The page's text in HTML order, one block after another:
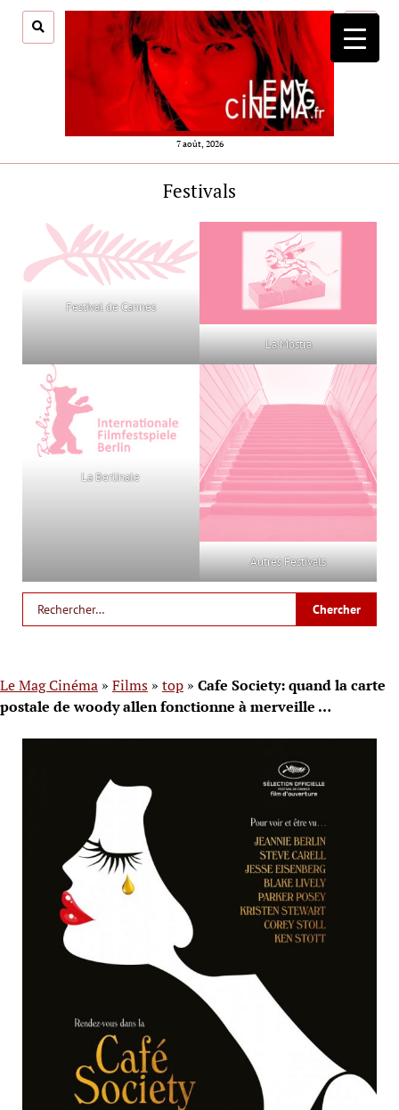
7 août, 2026
ouvrir
menu
Festivals
Festival de Cannes
La Mostra
La Berlinale
Autres Festivals
Le Mag Cinéma » Films » top » Cafe Society: quand la carte
postale de woody allen fonctionne à merveille …